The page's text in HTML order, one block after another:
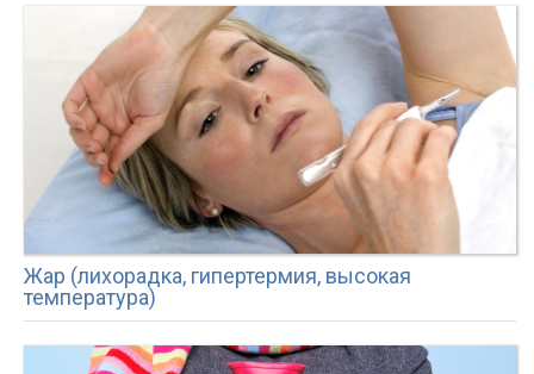
Жар (лихорадка, гипертермия, высокая
температура)